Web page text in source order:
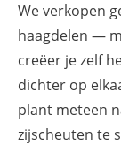
We verkopen
haagdelen —
creëer je zelf
dichter op
plant meteen
zijscheuten te